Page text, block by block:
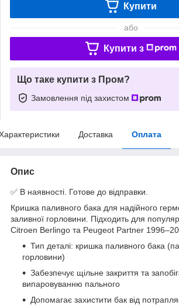
Купити
або
Купити з
Що таке купити з Пром?
Замовлення під захистом
Доставка Оплата
Опис
✅ В наявності. Готове до відправки.
Кришка паливного бака для надійного
заливної горловини. Підходить для
Citroen Berlingo та Peugeot Partner
Тип деталі: кришка паливного бака
горловини)
Забезпечує щільне закриття та
випаровуванню пального
Допомагає захистити бак від